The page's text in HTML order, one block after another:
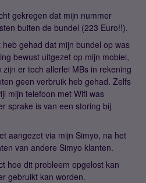
gekregen dat mijn nummer
buiten de bundel (223 Euro!!).
gehad dat mijn bundel op was
bewust uitgezet op mijn mobiel,
er toch allerlei MBs in rekening
geen verbruik heb gehad. Zelfs
mijn telefoon met Wifi was
sprake is van een storing bij
aangezet via mijn Simyo, na het
van andere Simyo klanten.
hoe dit probleem opgelost kan
gebruikt kan worden.